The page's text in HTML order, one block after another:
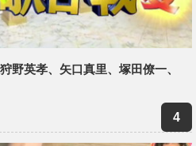
野英孝、矢口真里、塚田僚一、